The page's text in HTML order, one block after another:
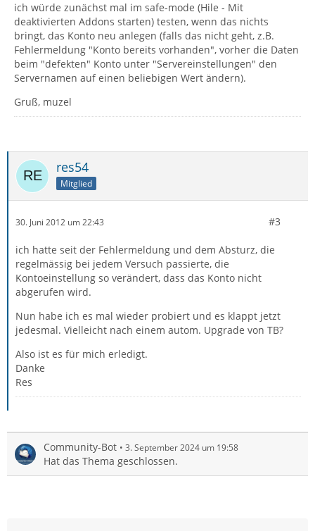
ich würde zunächst mal im safe-mode (Hile - Mit
deaktivierten Addons starten) testen, wenn das nichts
bringt, das Konto neu anlegen (falls das nicht geht, z.B.
Fehlermeldung "Konto bereits vorhanden", vorher die Daten
beim "defekten" Konto unter "Servereinstellungen" den
Servernamen auf einen beliebigen Wert ändern).
Gruß, muzel
res54
Mitglied
30. Juni 2012 um 22:43 #3
ich hatte seit der Fehlermeldung und dem Absturz, die
regelmässig bei jedem Versuch passierte, die
Kontoeinstellung so verändert, dass das Konto nicht
abgerufen wird.
Nun habe ich es mal wieder probiert und es klappt jetzt
jedesmal. Vielleicht nach einem autom. Upgrade von TB?
Also ist es für mich erledigt.
Danke
Res
Community-Bot 3. September 2024 um 19:58
Hat das Thema geschlossen.